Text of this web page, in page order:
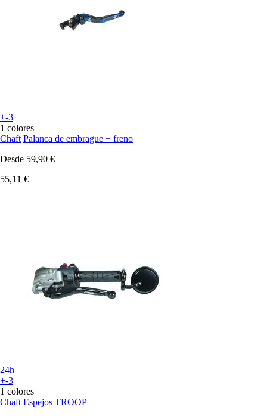
+-3
1 colores
Chaft Palanca de embrague + freno
Desde 59,90 €
55,11 €
24h
+-3
1 colores
Chaft Espejos TROOP